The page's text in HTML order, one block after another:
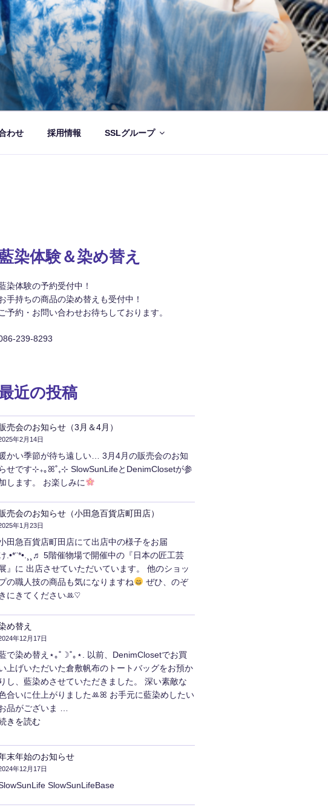
わせ 採用情報 SSLグループ
染体験＆染め替え
染体験の予約受付中！
手持ちの商品の染め替えも受付中！
ご予約・お問い合わせお待ちしております。
239-8293
近の投稿
売会のお知らせ（3月＆4月）
年2月14日
かい季節が待ち遠しい… 3月4月の販売会のお知
らせです⊹₊｡ꕤ˚₊⊹ SlowSunLifeとDenimClosetが参
します。 お楽しみに
売会のお知らせ（小田急百貨店町田店）
年1月23日
田急百貨店町田店にて出店中の様子をお届
.•*¨*•.¸¸♬ 5階催物場で開催中の『日本の匠工芸
展』に 出店させていただいています。 他のショッ
の職人技の商品も気になりますね
ぜひ、のぞ
きにきてくださいꔛ‬♡
め替え
年12月17日
で染め替え⋆｡˚☽˚｡⋆. 以前、DenimClosetでお買
上げいただいた倉敷帆布のトートバッグをお預か
りし、藍染めさせていただきました。 深い素敵な
合いに仕上がりましたꔛ‬ꕤ お手元に藍染めしたい
品がございま …
"
きを読む
末年始のお知らせ
年12月17日
SlowSunLifeBase